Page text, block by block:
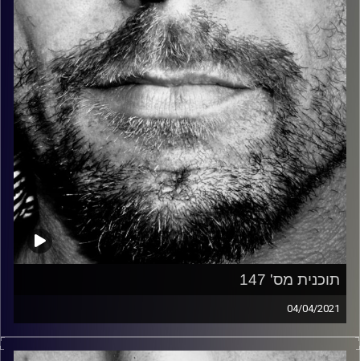
קרדיט תמונות: David Goehring
תוכנית מס' 147
04/04/2021
זיפים, מוזיקה מחוספסת של הופעות חיות. הרבה ג'אם, רוק,
בלוז, bluegrass, ג'אז, Fאנק, פרוגרסיב ואפילו אלקטרוניקה.